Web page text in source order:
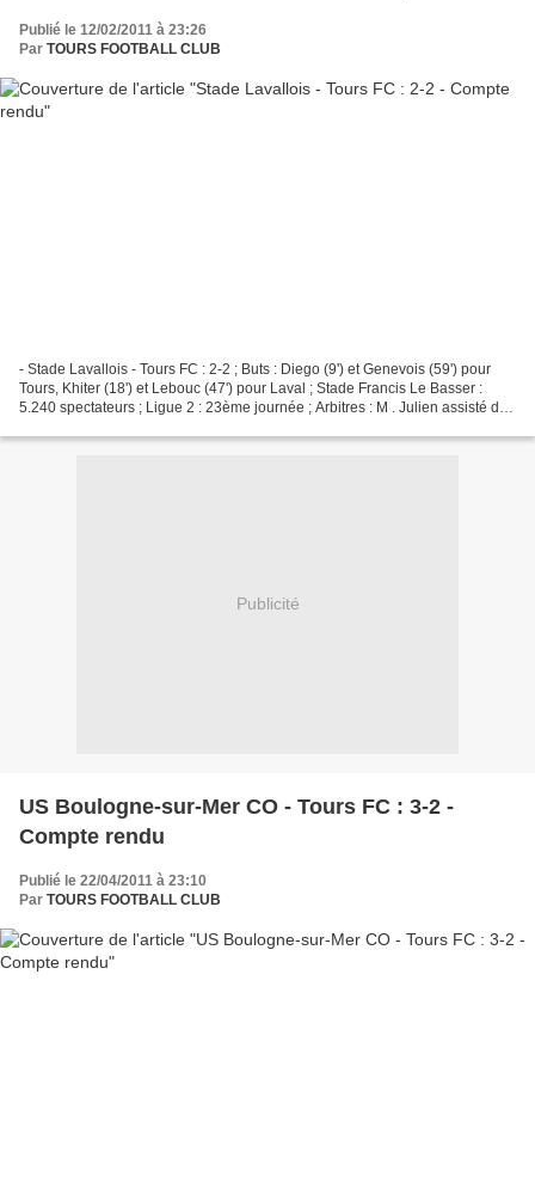
Publié le 12/02/2011 à 23:26
Par TOURS FOOTBALL CLUB
- Stade Lavallois - Tours FC : 2-2 ; Buts : Diego (9') et Genevois (59') pour
Tours, Khiter (18') et Lebouc (47') pour Laval ; Stade Francis Le Basser :
5.240 spectateurs ; Ligue 2 : 23ème journée ; Arbitres : M . Julien assisté de
Publicité
US Boulogne-sur-Mer CO - Tours FC : 3-2 -
Compte rendu
Publié le 22/04/2011 à 23:10
Par TOURS FOOTBALL CLUB